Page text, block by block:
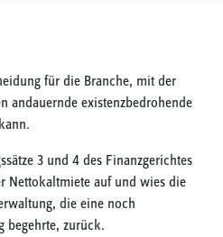
für die Branche, mit der
andauernde existenzbedrohende
3 und 4 des Finanzgerichtes
Nettokaltmiete auf und wies die
die eine noch
begehrte, zurück.